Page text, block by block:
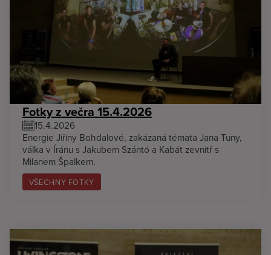
Fotky z večra 15.4.2026
15.4.2026
Energie Jiřiny Bohdalové, zakázaná témata Jana Tuny,
válka v Íránu s Jakubem Szántó a Kabát zevnitř s
Milanem Špalkem.
VŠECHNY FOTKY